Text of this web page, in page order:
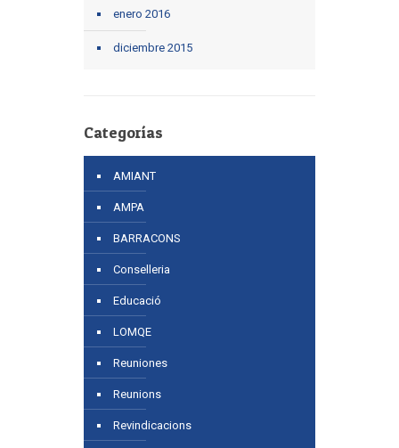
enero 2016
diciembre 2015
Categorías
AMIANT
AMPA
BARRACONS
Conselleria
Educació
LOMQE
Reuniones
Reunions
Revindicacions